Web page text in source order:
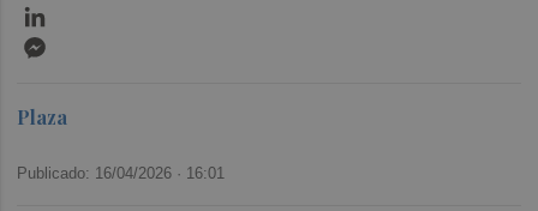
Plaza
Publicado: 16/04/2026 · 16:01